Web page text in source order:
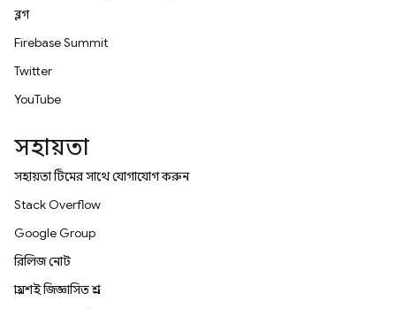
ব্লগ
Firebase Summit
Twitter
YouTube
সহায়তা
সহায়তা টিমের সাথে যোগাযোগ করুন
Stack Overflow
Google Group
রিলিজ নোট
প্রায়শই জিজ্ঞাসিত প্রশ্ন